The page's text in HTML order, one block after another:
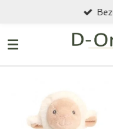
naar
hoofdinhoud